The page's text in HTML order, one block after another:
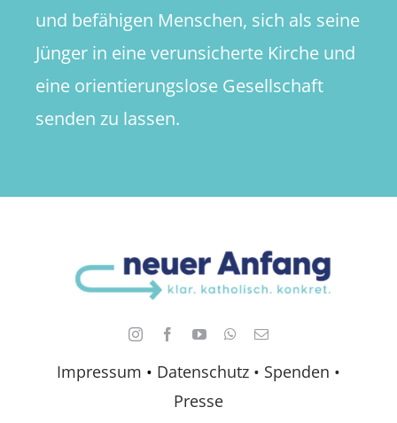
Impressum • Datenschutz • Spenden •
Presse
und befähigen Menschen, sich als seine
Jünger in eine verunsicherte Kirche und
eine orientierungslose Gesellschaft
senden zu lassen.